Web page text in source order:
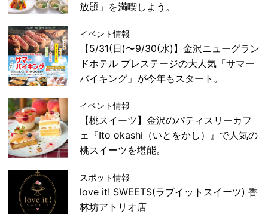
放題」を満喫しよう。
イベント情報
【5/31(日)〜9/30(水)】金沢ニューグラン
ドホテル プレステージの大人気「サマー
バイキング」が今年もスタート。
イベント情報
【桃スイーツ】金沢のパティスリーカフ
ェ『Ito okashi（いとをかし）』で人気の
桃スイーツを堪能。
スポット情報
love it! SWEETS(ラブイットスイーツ) 香
林坊アトリオ店